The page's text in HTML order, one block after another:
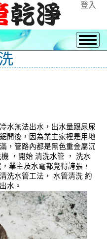
登入
水無法出水，出水量跟尿尿
開後，因為業主家裡是用地
，管路內都是黑色重金屬沉
，開始 清洗水管 ， 洗水
業主及水電都覺得誇張，
洗水管工法， 水管清洗 約
水。